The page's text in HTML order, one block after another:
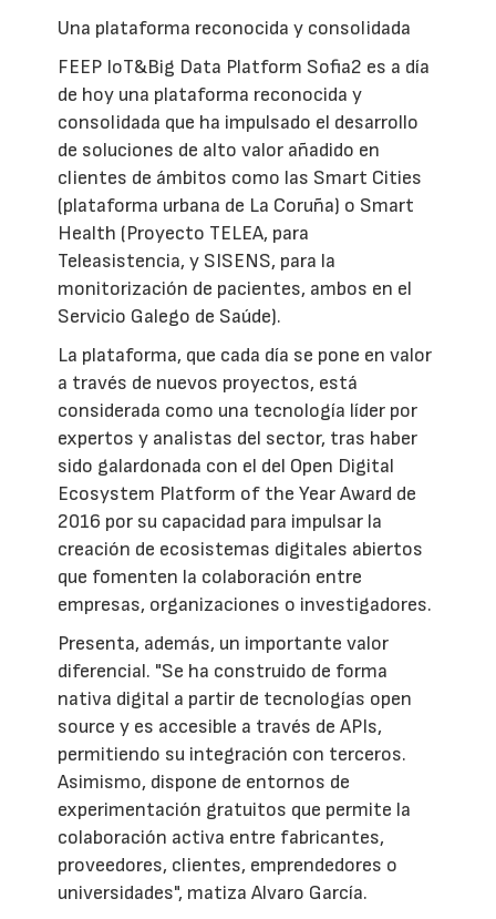
Una plataforma reconocida y consolidada
FEEP IoT&Big Data Platform Sofia2 es a día
de hoy una plataforma reconocida y
consolidada que ha impulsado el desarrollo
de soluciones de alto valor añadido en
clientes de ámbitos como las Smart Cities
(plataforma urbana de La Coruña) o Smart
Health (Proyecto TELEA, para
Teleasistencia, y SISENS, para la
monitorización de pacientes, ambos en el
Servicio Galego de Saúde).
La plataforma, que cada día se pone en valor
a través de nuevos proyectos, está
considerada como una tecnología líder por
expertos y analistas del sector, tras haber
sido galardonada con el del Open Digital
Ecosystem Platform of the Year Award de
2016 por su capacidad para impulsar la
creación de ecosistemas digitales abiertos
que fomenten la colaboración entre
empresas, organizaciones o investigadores.
Presenta, además, un importante valor
diferencial. "Se ha construido de forma
nativa digital a partir de tecnologías open
source y es accesible a través de APIs,
permitiendo su integración con terceros.
Asimismo, dispone de entornos de
experimentación gratuitos que permite la
colaboración activa entre fabricantes,
proveedores, clientes, emprendedores o
universidades", matiza Alvaro García.